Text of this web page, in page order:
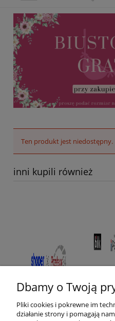
Ten produkt jest niedostępny.
inni kupili również
Dbamy o Twoją
Pliki cookies i pokrewne im
działanie strony i pomagają